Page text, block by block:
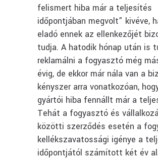
felismert hiba már a teljesítés
időpontjában megvolt” kivéve,
eladó ennek az ellenkezőjét
tudja. A hatodik hónap után is
reklamálni a fogyasztó még
évig, de ekkor már nála van a
kényszer arra vonatkozóan,
gyártói hiba fennállt már a
Tehát a fogyasztó és
közötti szerződés esetén a
kellékszavatossági igénye a
időpontjától számított két év